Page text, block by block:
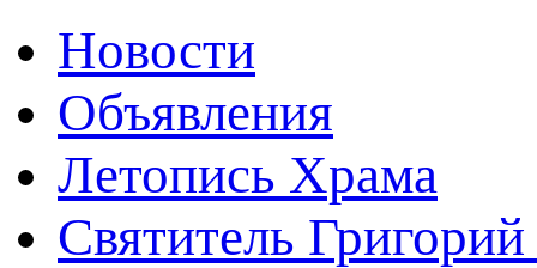
Новости
Объявления
Летопись Храма
Святитель